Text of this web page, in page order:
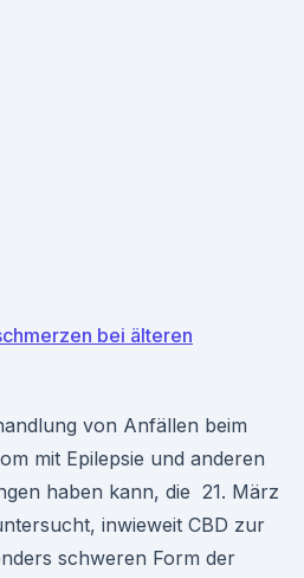
bei älteren
von Anfällen beim
mit Epilepsie und anderen
haben kann, die 21. März
inwieweit CBD zur
schweren Form der